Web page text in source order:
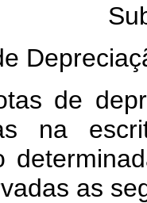
de
na
as